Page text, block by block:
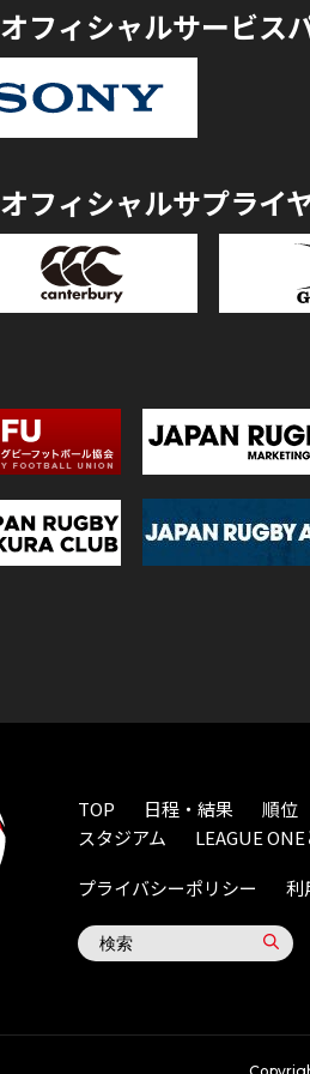
オフィシャルサービス
オフィシャルサプライ
TOP 日程・結果 順位
スタジアム
LEAGUE
プライバシーポリシー
利